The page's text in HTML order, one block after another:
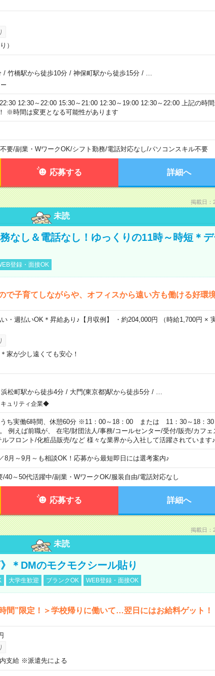
）
/ 竹橋駅から徒歩10分/ 神保町駅から徒歩15分/
12:30～22:00 15:30～21:00 12:30～19:00 12:30～22:00 上記の時
※時間は変更となる可能性があります
要/副業・WワークOK/シフト勤務/電話対応なし/パソコンスキル不要
応募する 詳細へ
掲載日：
未読
なし＆電話なし！ゆっくりの11時～時短＊
登録・面接OK
で子育てしながらや、オフィスから遠い方も働ける好環境
・週払いOK＊昇給あり♪【月収例】 ・約204,000円 （時給1,700円 ×
が少し遠くても安心！
浜松町駅から徒歩4分/ 大門(東京都)駅から徒歩5分/
ュリティ企業◆
ち実働6時間、休憩60分 ※11：00～18：00 または 11：30～18：
例えば前職が、 在宅/財団法人/事務/コールセンター/受付/販売/カフェ
フロント/化粧品販売/など 様々な業界から入社して活躍されています♪
8月～9月～も相談OK！応募から最短即日には選考案内♪
/40～50代活躍中/副業・WワークOK/服装自由/電話対応なし
応募する 詳細へ
掲載日：
未読
＊DMのモクモクシール貼り
大学生歓迎 ブランクOK WEB登録・面接OK
間”限定！＞学校帰りに働いて…翌日にはお給料ゲット！
支給 ※派遣先による